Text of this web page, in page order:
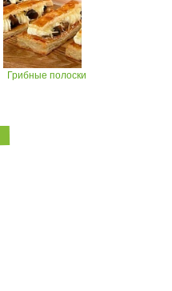
Грибные полоски